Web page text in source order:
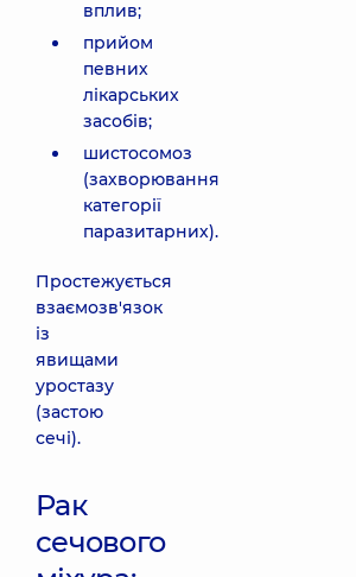
вплив;
прийом
певних
лікарських
засобів;
шистосомоз
(захворювання
категорії
паразитарних).
Простежується
взаємозв'язок
із
явищами
уростазу
(застою
сечі).
Рак
сечового